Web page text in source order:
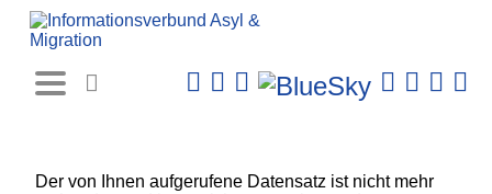
Der von Ihnen aufgerufene Datensatz ist nicht mehr